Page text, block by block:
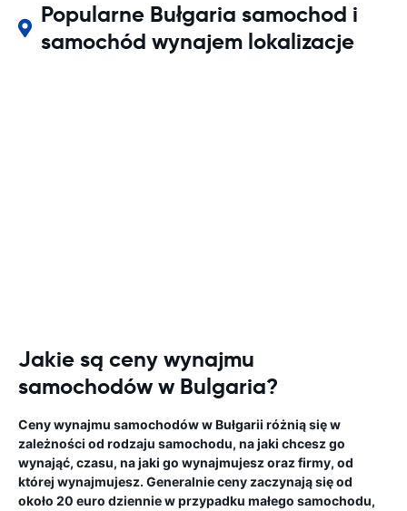
Popularne Bułgaria samochod i
samochód wynajem lokalizacje
Jakie są ceny wynajmu
samochodów w Bulgaria?
Ceny wynajmu samochodów w Bułgarii różnią się w
zależności od rodzaju samochodu, na jaki chcesz go
wynająć, czasu, na jaki go wynajmujesz oraz firmy, od
której wynajmujesz. Generalnie ceny zaczynają się od
około 20 euro dziennie w przypadku małego samochodu,